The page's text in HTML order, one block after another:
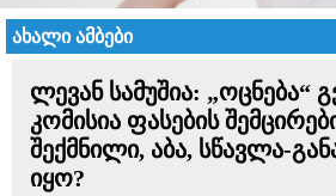
ახალი ამბები
ლევან სამუშია: „ოცნება“
კომისია ფასების
შექმნილი, აბა, სწავლა-
იყო?